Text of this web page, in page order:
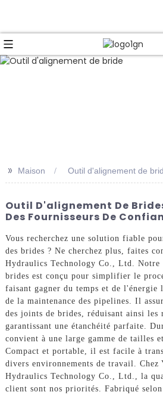
>> Maison Outil d'alignement de
Outil D'alignement De
Des Fournisseurs De
Vous recherchez une solution fiable
des brides ? Ne cherchez plus, faites
Hydraulics Technology Co., Ltd.
brides est conçu pour simplifier le
faisant gagner du temps et de l'énergie
de la maintenance des pipelines. Il
des joints de brides, réduisant ainsi les
garantissant une étanchéité parfaite.
convient à une large gamme de tailles
Compact et portable, il est facile à
divers environnements de travail. Chez
Hydraulics Technology Co., Ltd., la
client sont nos priorités. Fabriqué